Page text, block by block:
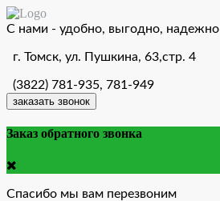
С нами - удобно, выгодно, надежно
г. Томск, ул. Пушкина, 63,стр. 4
(3822) 781-935, 781-949
заказать звонок
Заказ обратного звонка
Спасибо мы вам перезвоним